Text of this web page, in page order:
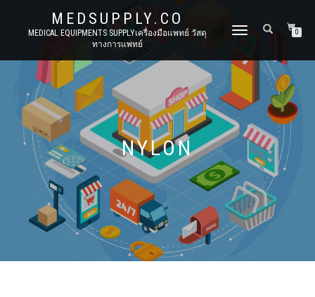
MEDSUPPLY.CO
MEDICAL EQUIPMENTS SUPPLYเครื่องมือแพทย์ วัสดุ
ทางการแพทย์
TOGGLE
0
NYLON